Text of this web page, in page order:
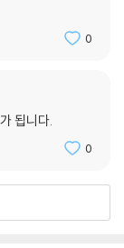
발견했다. _마리오
층 간에 존재하는
력. 거의 육십 년이
볼 수 있는 모습이
발소설로서 존재한
0
됩니다.
0